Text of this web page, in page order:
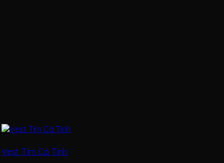
Vest Tím Cá Tính